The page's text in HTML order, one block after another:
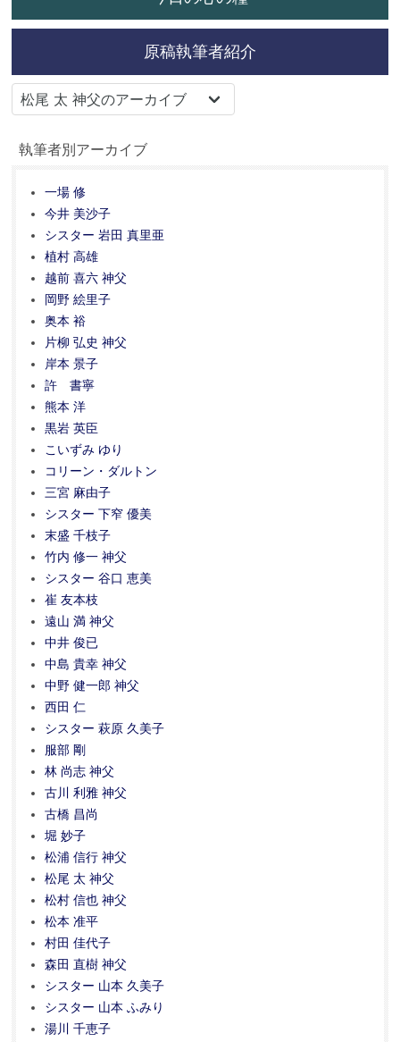
原稿執筆者紹介
執筆者別アーカイブ
一場 修
今井 美沙子
シスター 岩田 真里亜
植村 高雄
越前 喜六 神父
岡野 絵里子
奥本 裕
片柳 弘史 神父
岸本 景子
許 書寧
熊本 洋
黒岩 英臣
こいずみ ゆり
コリーン・ダルトン
三宮 麻由子
シスター 下窄 優美
末盛 千枝子
竹内 修一 神父
シスター 谷口 恵美
崔 友本枝
遠山 満 神父
中井 俊已
中島 貴幸 神父
中野 健一郎 神父
西田 仁
シスター 萩原 久美子
服部 剛
林 尚志 神父
古川 利雅 神父
古橋 昌尚
堀 妙子
松浦 信行 神父
松尾 太 神父
松村 信也 神父
松本 准平
村田 佳代子
森田 直樹 神父
シスター 山本 久美子
シスター 山本 ふみり
湯川 千恵子